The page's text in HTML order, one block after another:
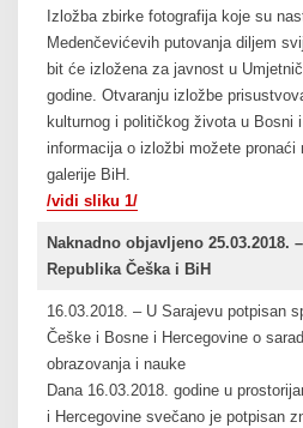
Izložba zbirke fotografija koje su
Medenčevićevih putovanja diljem
bit će izložena za javnost u
godine. Otvaranju izložbe
kulturnog i političkog života u Bosni
informacija o izložbi možete pronaći
galerije BiH.
/vidi sliku 1/
Naknadno objavljeno 25.03.2018.
Republika Češka i BiH
16.03.2018. – U Sarajevu potpisan
Češke i Bosne i Hercegovine o
obrazovanja i nauke
Dana 16.03.2018. godine u
i Hercegovine svečano je potpisan